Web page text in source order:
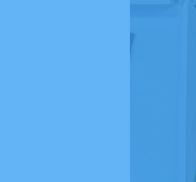
que nous avons
touchés par votre
équipe a fait
chaque étape. Tout a
partie de notre
aux retours que
leurs sincères remerciements. Un immense